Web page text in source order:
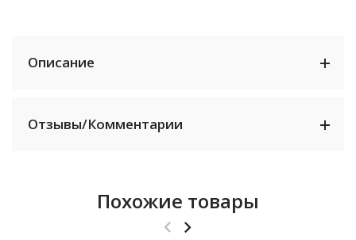
Описание
Отзывы/Комментарии
Похожие товары